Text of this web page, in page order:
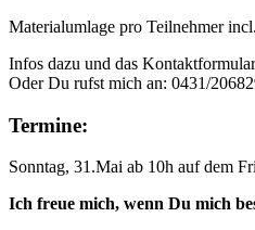
Materialumlage pro Teilnehmer
Infos dazu und das
Oder Du rufst mich an: 0431/
Termine:
Sonntag, 31.Mai ab 10h auf dem
Ich freue mich, wenn Du mich